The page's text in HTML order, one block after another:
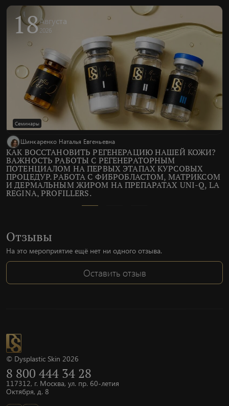
18Августа
2026
Семинары
Шинкаренко Наталья Евгеньевна
КАК ВОССТАНОВИТЬ РЕГЕНЕРАЦИЮ НАШЕЙ КОЖИ?
ВАЖНОСТЬ РАБОТЫ С РЕГЕНЕРАТОРНЫМ
ПОТЕНЦИАЛОМ НА ПЕРВЫХ ЭТАПАХ КУРСОВЫХ
ПРОЦЕДУР. РАБОТА С ФИБРОБЛАСТОМ, МАТРИКСОМ
И ДЕРМАЛЬНЫМ ЖИРОМ НА ПРЕПАРАТАХ UNI-Q, LA
REGINA, PROFILLERS.
Отзывы
На это мероприятие ещё нет ни одного отзыва.
Оставить отзыв
© Dysplastic Skin 2026
8 800 444 34 28
117312, г. Москва, ул. пр. 60-летия
Октября, д. 8